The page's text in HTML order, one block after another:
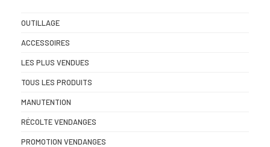
OUTILLAGE
ACCESSOIRES
LES PLUS VENDUES
TOUS LES PRODUITS
MANUTENTION
RÉCOLTE VENDANGES
PROMOTION VENDANGES